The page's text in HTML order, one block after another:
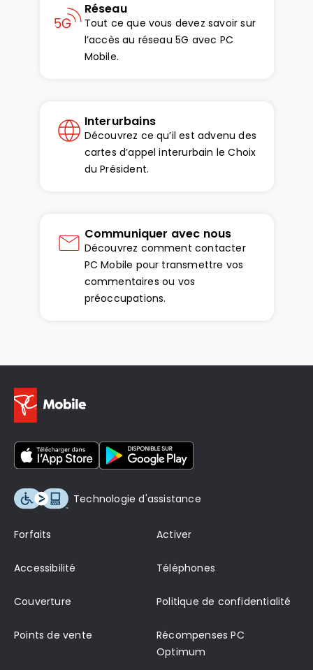
Réseau
Tout ce que vous devez savoir sur
l’accès au réseau 5G avec PC
Mobile.
Interurbains
Découvrez ce qu’il est advenu des
cartes d’appel interurbain le Choix
du Président.
Communiquer avec nous
Découvrez comment contacter
PC Mobile pour transmettre vos
commentaires ou vos
préoccupations.
Technologie d'assistance
Forfaits Activer
Accessibilité Téléphones
Couverture Politique de confidentialité
Points de vente
Récompenses PC
Optimum